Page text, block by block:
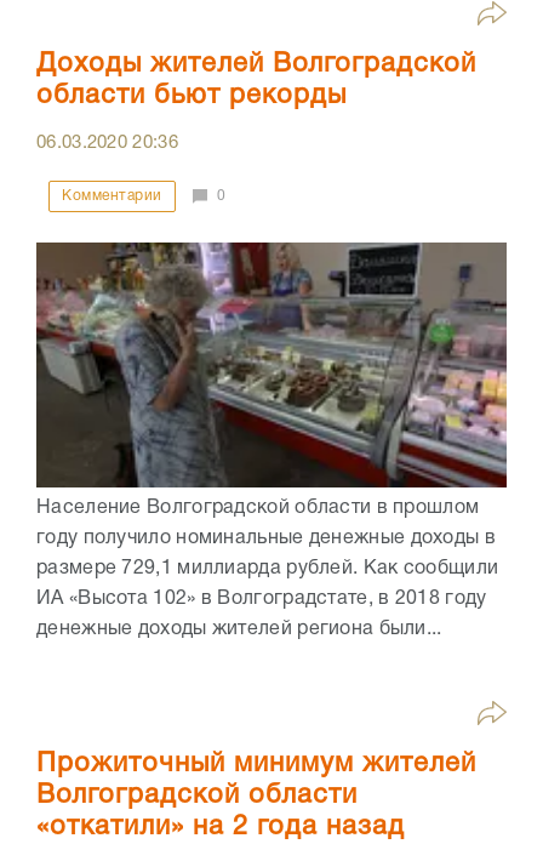
Доходы жителей Волгоградской
области бьют рекорды
06.03.202020:36
Комментарии 0
Население Волгоградской области в прошлом
году получило номинальные денежные доходы в
размере 729,1 миллиарда рублей. Как сообщили
ИА «Высота 102» в Волгоградстате, в 2018 году
денежные доходы жителей региона были...
Прожиточный минимум жителей
Волгоградской области
«откатили» на 2 года назад